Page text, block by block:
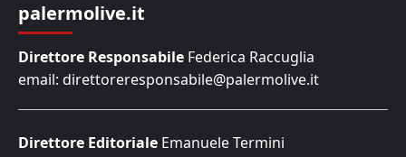
palermolive.it
Direttore Responsabile Federica Raccuglia
email: direttoreresponsabile@palermolive.it
Direttore Editoriale Emanuele Termini